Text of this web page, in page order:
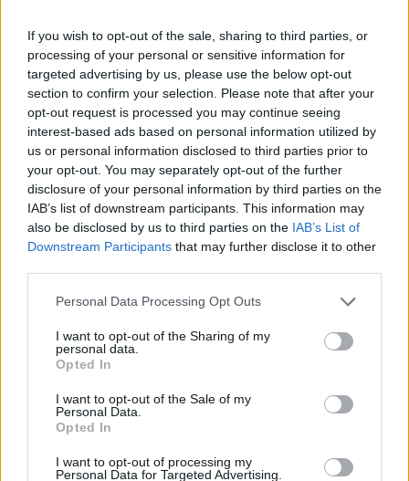
If you wish to opt-out of the sale, sharing to third parties, or
processing of your personal or sensitive information for
targeted advertising by us, please use the below opt-out
section to confirm your selection. Please note that after your
opt-out request is processed you may continue seeing
interest-based ads based on personal information utilized by
us or personal information disclosed to third parties prior to
your opt-out. You may separately opt-out of the further
disclosure of your personal information by third parties on the
IAB’s list of downstream participants. This information may
also be disclosed by us to third parties on the IAB’s List of
Downstream Participants that may further disclose it to other
Please note that this website/app uses one or more Google
not limited to your visit or usage behaviour. You may click to
grant or deny consent to Google and its third-party tags to
use your data for below specified purposes in below Google
consent section.
Personal Data Processing Opt Outs
I want to opt-out of the Sharing of my
personal data.
Opted In
I want to opt-out of the Sale of my
Personal Data.
Opted In
I want to opt-out of processing my
Personal Data for Targeted Advertising.
uren duren, maar de beloning is een volmaakt, rijk
gerecht dat de harten van velen verwarmt. Deze
toewijding aan de techniek maakt de Italiaanse
keuken zo bijzonder en zorgt ervoor dat het voor
elke chef een vreugde is om te bereiden.
De verbinding met traditie en cultuur
Wat de Italiaanse keuken echt uniek maakt, is de
verbinding met cultuur en tradities. Elk gerecht
heeft zijn oorsprong in een bepaalde regio en is
vaak het resultaat van eeuwenoude gebruiken.
Zoals ik vaak zeg:
“Achter elk gerecht schuilt
een verhaal.”Denk aan de stoofpotten van de
deze gerechten zijn niet alleen voedsel, maar ook
een manier om verbinding te maken met de
geschiedenis van een plek.